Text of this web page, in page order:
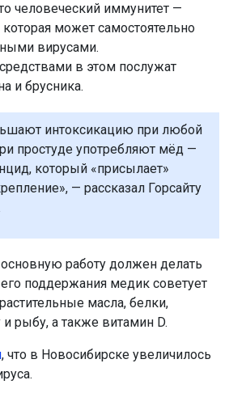
человеческий иммунитет —
которая может самостоятельно
вирусами.
в этом послужат
и брусника.
интоксикацию при любой
простуде употребляют мёд —
который «присылает»
— рассказал Горсайту
работу должен делать
поддержания медик советует
масла, белки,
рыбу, а также витамин D.
, что в Новосибирске увеличилось